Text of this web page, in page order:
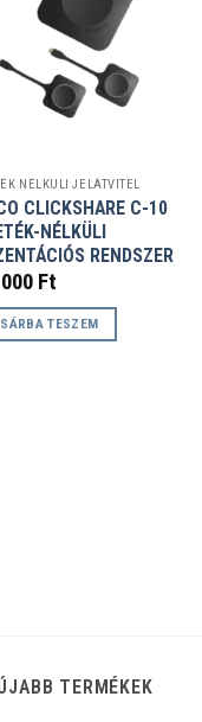
NÉLKÜLI JELÁTVITEL
CLICKSHARE C-10
NÉLKÜLI
RENDSZER
Ft
TESZEM
TERMÉKEK